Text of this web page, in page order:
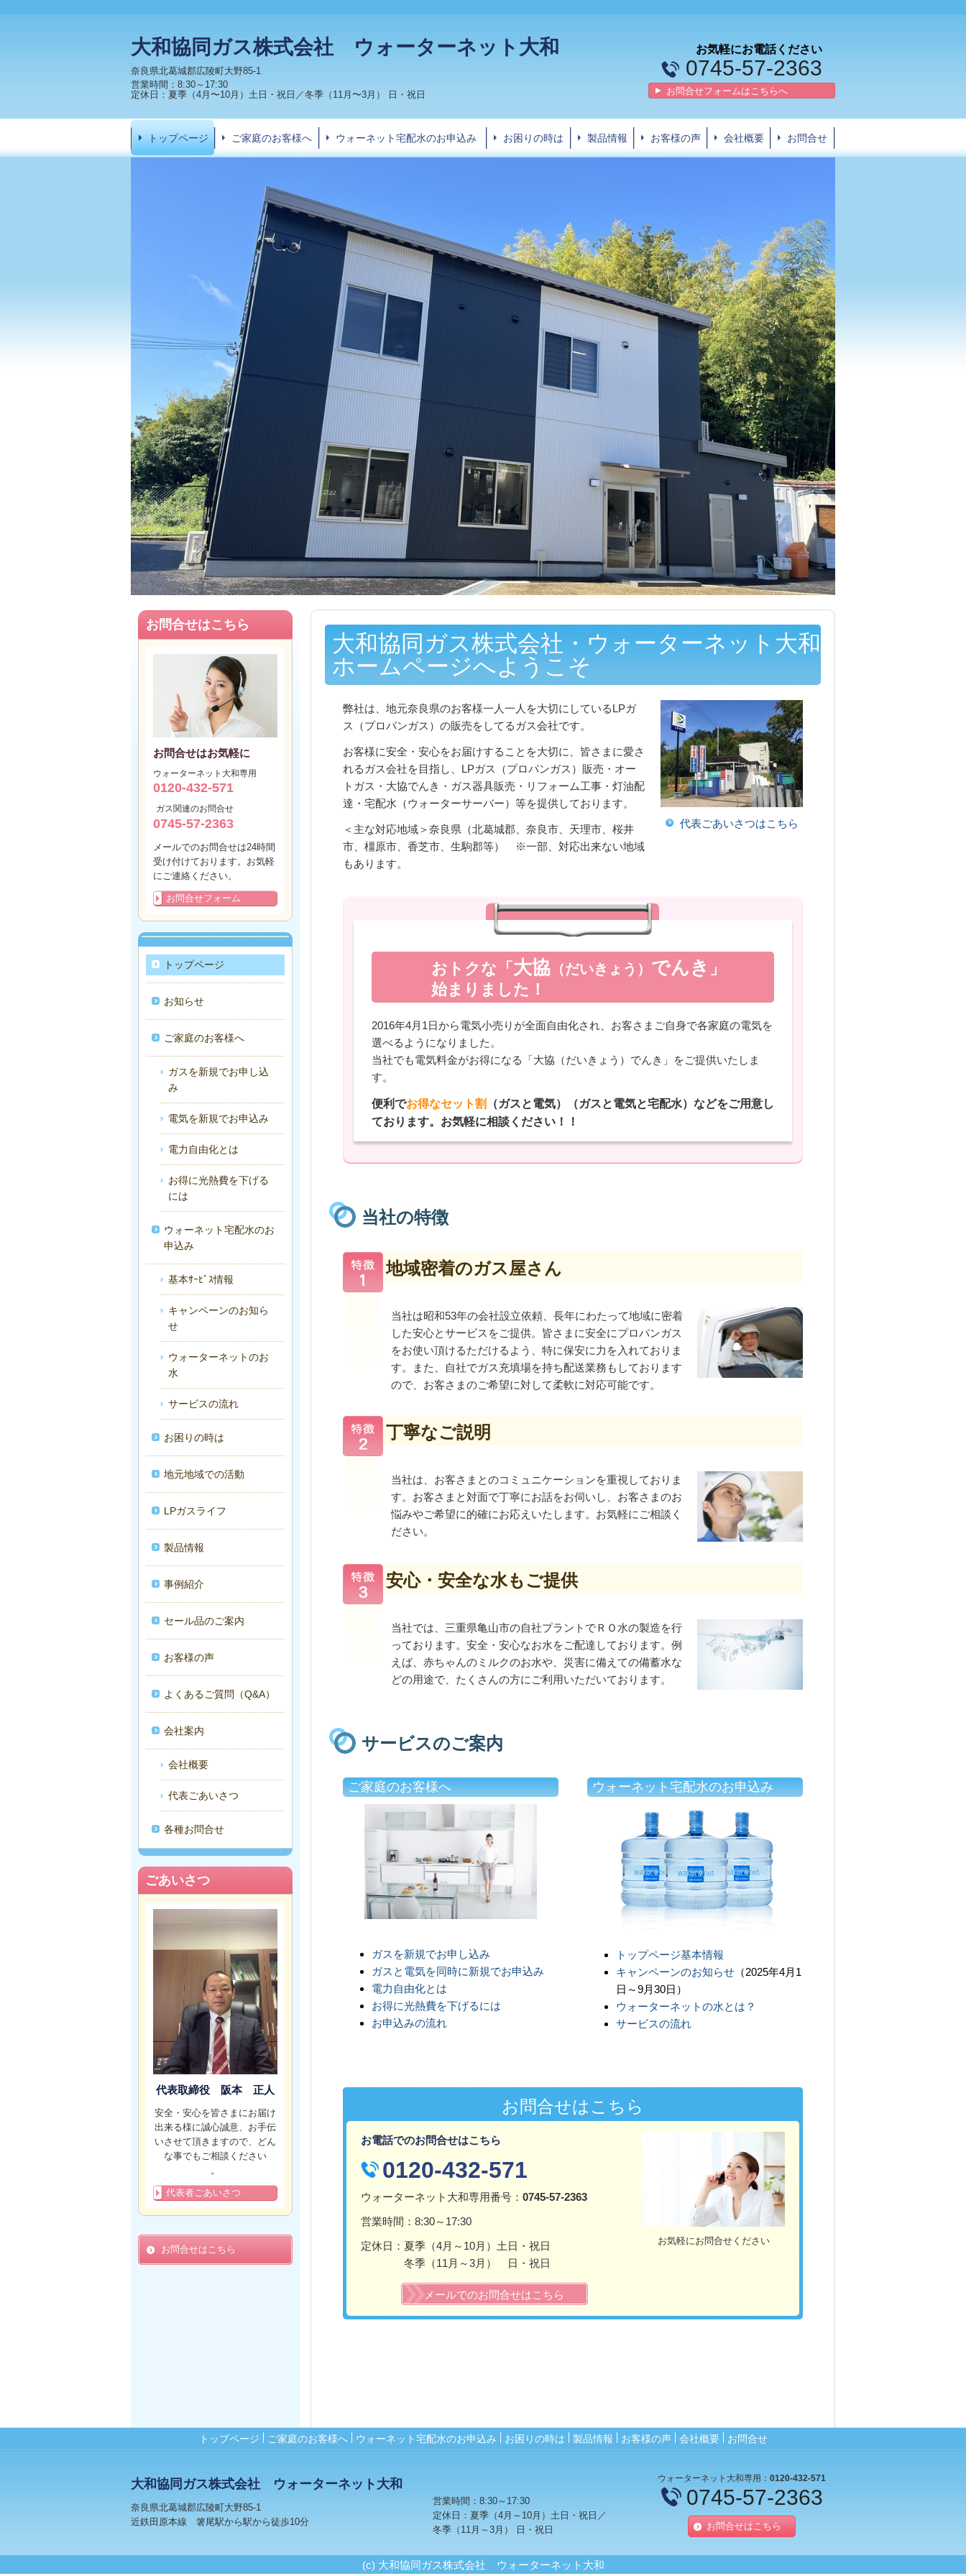
大和協同ガス株式会社 ウォーターネット大和
奈良県北葛城郡広陵町大野85-1
営業時間：8:30～17:30
定休日：夏季（4月〜10月）土日・祝日／冬季（11月〜3月） 日・祝日
お気軽にお電話ください
0745-57-2363
お問合せフォームはこちらへ
トップページ ご家庭のお客様へ ウォーネット宅配水のお申込み お困りの時は 製品情報 お客様の声 会社概要 お問合せ
大和協同ガス株式会社・ウォーターネット大和
ホームページへようこそ
代表ごあいさつはこちら
弊社は、地元奈良県のお客様一人一人を大切にしているLPガ
ス（プロパンガス）の販売をしてるガス会社です。
お客様に安全・安心をお届けすることを大切に、皆さまに愛さ
れるガス会社を目指し、LPガス（プロパンガス）販売・オー
トガス・大協でんき・ガス器具販売・リフォーム工事・灯油配
達・宅配水（ウォーターサーバー）等を提供しております。
＜主な対応地域＞奈良県（北葛城郡、奈良市、天理市、桜井
市、橿原市、香芝市、生駒郡等） ※一部、対応出来ない地域
もあります。
おトクな「 大協 （だいきょう） でんき 」
始まりました！
2016年4月1日から電気小売りが全面自由化され、お客さまご自身で各家庭の電気を
選べるようになりました。
当社でも電気料金がお得になる「大協（だいきょう）でんき」をご提供いたしま
す。
便利でお得なセット割
（ガスと電気）（ガスと電気と宅配水）などをご用意し
ております。お気軽に相談ください！！
当社の特徴
地域密着のガス屋さん
当社は昭和53年の会社設立依頼、長年にわたって地域に密着
した安心とサービスをご提供。皆さまに安全にプロパンガス
をお使い頂けるただけるよう、特に保安に力を入れておりま
す。また、自社でガス充填場を持ち配送業務もしております
ので、お客さまのご希望に対して柔軟に対応可能です。
丁寧なご説明
当社は、お客さまとのコミュニケーションを重視しておりま
す。お客さまと対面で丁寧にお話をお伺いし、お客さまのお
悩みやご希望に的確にお応えいたします。お気軽にご相談く
ださい。
安心・安全な水もご提供
当社では、三重県亀山市の自社プラントでＲＯ水の製造を行
っております。安全・安心なお水をご配達しております。例
えば、赤ちゃんのミルクのお水や、災害に備えての備蓄水な
どの用途で、たくさんの方にご利用いただいております。
サービスのご案内
ご家庭のお客様へ
ガスを新規でお申し込み
ガスと電気を同時に新規でお申込み
電力自由化とは
お得に光熱費を下げるには
お申込みの流れ
ウォーネット宅配水のお申込み
トップページ基本情報
キャンペーンのお知らせ （2025年4月1
日～9月30日）
ウォーターネットの水とは？
サービスの流れ
お問合せはこちら
お気軽にお問合せください
お電話でのお問合せはこちら
0120-432-571
ウォーターネット大和専用番号： 0745-57-2363
営業時間：8:30～17:30
定休日：夏季（4月～10月）土日・祝日
冬季（11月～3月） 日・祝日
メールでのお問合せはこちら
お問合せはこちら
お問合せはお気軽に
ウォーターネット大和専用
0120-432-571
ガス関連のお問合せ
0745-57-2363
メールでのお問合せは24時間
受け付けております。お気軽
にご連絡ください。
お問合せフォーム
トップページ
お知らせ
ご家庭のお客様へ
ガスを新規でお申し込
み
電気を新規でお申込み
電力自由化とは
お得に光熱費を下げる
には
ウォーネット宅配水のお
申込み
基本ｻｰﾋﾞｽ情報
キャンペーンのお知ら
せ
ウォーターネットのお
水
サービスの流れ
お困りの時は
地元地域での活動
LPガスライフ
製品情報
事例紹介
セール品のご案内
お客様の声
よくあるご質問（Q&A）
会社案内
会社概要
代表ごあいさつ
各種お問合せ
ごあいさつ
代表取締役 阪本 正人
安全・安心を皆さまにお届け
出来る様に誠心誠意、お手伝
いさせて頂きますので、どん
な事でもご相談ください
。
代表者ごあいさつ
お問合せはこちら
トップページ ご家庭のお客様へ ウォーネット宅配水のお申込み お困りの時は 製品情報 お客様の声 会社概要 お問合せ
大和協同ガス株式会社 ウォーターネット大和
奈良県北葛城郡広陵町大野85-1
近鉄田原本線 箸尾駅から駅から徒歩10分
営業時間：8:30～17:30
定休日：夏季（4月～10月）土日・祝日／
冬季（11月～3月） 日・祝日
ウォーターネット大和専用： 0120-432-571
0745-57-2363
お問合せはこちら
(c) 大和協同ガス株式会社 ウォーターネット大和